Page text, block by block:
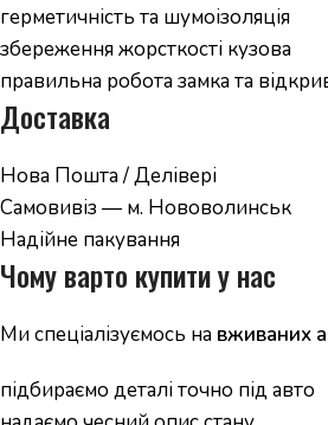
герметичність та шумоізоляція
збереження жорсткості кузова
правильна робота замка та
Доставка
Нова Пошта / Делівері
Самовивіз — м. Нововолинськ
Надійне пакування
Чому варто купити у нас
Ми спеціалізуємось на вживаних
підбираємо деталі точно під авто